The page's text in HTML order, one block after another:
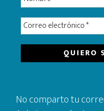
No comparto tu